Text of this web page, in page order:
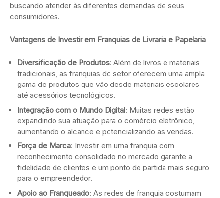
buscando atender às diferentes demandas de seus
consumidores.
Vantagens de Investir em Franquias de Livraria e Papelaria
Diversificação de Produtos: Além de livros e materiais
tradicionais, as franquias do setor oferecem uma ampla
gama de produtos que vão desde materiais escolares
até acessórios tecnológicos.
Integração com o Mundo Digital: Muitas redes estão
expandindo sua atuação para o comércio eletrônico,
aumentando o alcance e potencializando as vendas.
Força de Marca: Investir em uma franquia com
reconhecimento consolidado no mercado garante a
fidelidade de clientes e um ponto de partida mais seguro
para o empreendedor.
Apoio ao Franqueado: As redes de franquia costumam